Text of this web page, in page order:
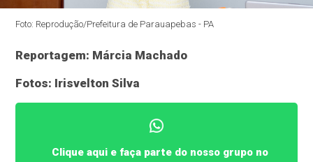
Foto: Reprodução/Prefeitura de Parauapebas - PA
Reportagem: Márcia Machado
Fotos: Irisvelton Silva
Clique aqui e faça parte do nosso grupo no